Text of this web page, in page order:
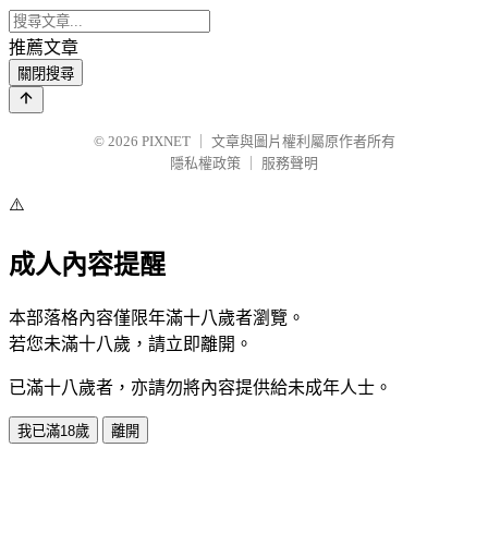
推薦文章
關閉搜尋
© 2026 PIXNET
文章與圖片權利屬原作者所有
隱私權政策
服務聲明
⚠️
成人內容提醒
本部落格內容僅限年滿十八歲者瀏覽。
若您未滿十八歲，請立即離開。
已滿十八歲者，亦請勿將內容提供給未成年人士。
我已滿18歲 離開